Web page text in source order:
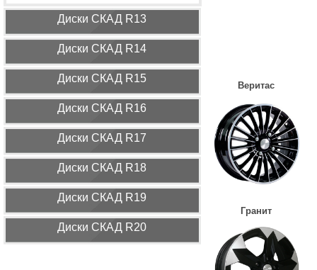
Диcки СКАД R13
Диcки СКАД R14
Диcки СКАД R15
Диcки СКАД R16
Диcки СКАД R17
Диcки СКАД R18
Диcки СКАД R19
Диcки СКАД R20
Веритас
Гранит